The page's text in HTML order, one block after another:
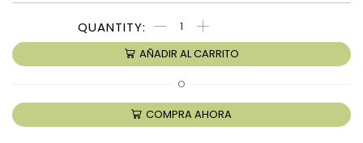
AÑADIR AL CARRITO
O
COMPRA AHORA